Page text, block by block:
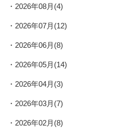
2026年08月(4)
2026年07月(12)
2026年06月(8)
2026年05月(14)
2026年04月(3)
2026年03月(7)
2026年02月(8)